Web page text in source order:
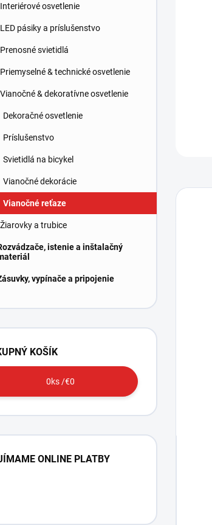
Interiérové osvetlenie
LED pásiky a príslušenstvo
Prenosné svietidlá
Priemyselné & technické osvetlenie
Vianočné & dekoratívne osvetlenie
Dekoračné osvetlenie
Príslušenstvo
Svietidlá na bicykel
Vianočné dekorácie
Vianočné reťaze
Žiarovky a trubice
istenie a inštalačný
vypínače a pripojenie
KOŠÍK
0ks /€0
ONLINE PLATBY